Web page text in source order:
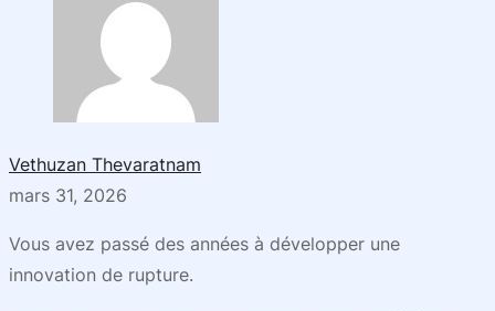
Vethuzan Thevaratnam
mars 31, 2026
Vous avez passé des années à développer une
innovation de rupture.